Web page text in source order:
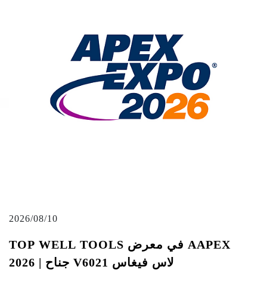
2026/08/10
TOP WELL TOOLS في معرض AAPEX
2026 | جناح V6021 لاس فيغاس